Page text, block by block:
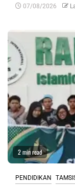
07/08/2026
2 min read
PENDIDIKAN